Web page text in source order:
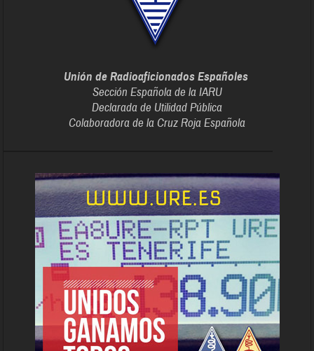
Unión de Radioaficionados Españoles
Sección Española de la IARU
Declarada de Utilidad Pública
Colaboradora de la Cruz Roja Española